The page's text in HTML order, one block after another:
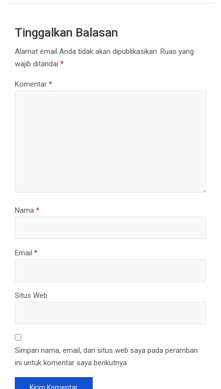
Tinggalkan Balasan
Alamat email Anda tidak akan dipublikasikan. Ruas yang
wajib ditandai *
Komentar *
Nama *
Email *
Situs Web
Simpan nama, email, dan situs web saya pada peramban
ini untuk komentar saya berikutnya.